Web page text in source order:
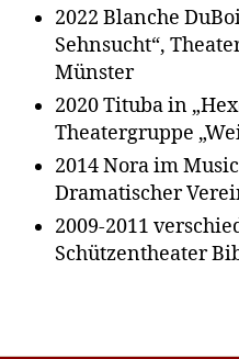
2022 Blanche
Sehnsucht“,
Münster
2020 Tituba in
Theatergruppe
2014 Nora im
Dramatischer
2009-2011
Schützentheater